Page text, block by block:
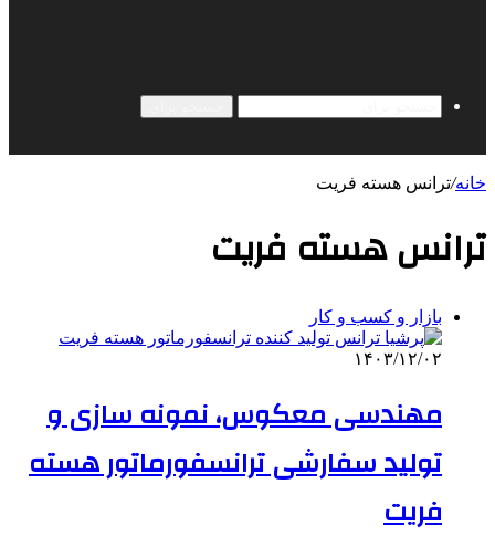
خانه/ترانس هسته فریت
ترانس هسته فریت
بازار و کسب و کار
۱۴۰۳/۱۲/۰۲
مهندسی معکوس، نمونه سازی و
تولید سفارشی ترانسفورماتور هسته
فریت